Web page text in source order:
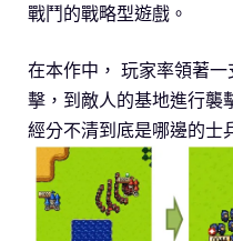
戰鬥的戰略型遊戲。
在本作中， 玩家率領著
擊，到敵人的基地進行襲
經分不清到底是哪邊的士